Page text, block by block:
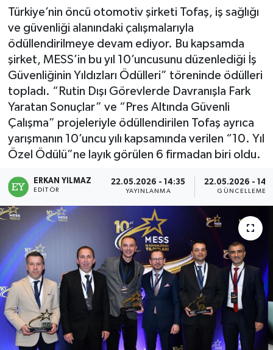
Türkiye’nin öncü otomotiv şirketi Tofaş, iş sağlığı
ve güvenliği alanındaki çalışmalarıyla
ödüllendirilmeye devam ediyor. Bu kapsamda
şirket, MESS’in bu yıl 10’uncusunu düzenlediği İş
Güvenliğinin Yıldızları Ödülleri” töreninde ödülleri
topladı. “Rutin Dışı Görevlerde Davranışla Fark
Yaratan Sonuçlar” ve “Pres Altında Güvenli
Çalışma” projeleriyle ödüllendirilen Tofaş ayrıca
yarışmanın 10’uncu yılı kapsamında verilen “10. Yıl
Özel Ödülü”ne layık görülen 6 firmadan biri oldu.
ERKAN YILMAZ
EDITÖR
22.05.2026 - 14:35
YAYINLANMA
22.05.2026 -
GÜNCELLEME
E-GAZETE
TAŞITLAR